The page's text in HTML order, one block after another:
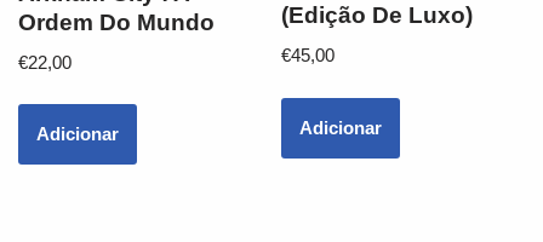
Ordem Do Mundo
€22,00
Adicionar
(Edição De Luxo)
€45,00
Adicionar